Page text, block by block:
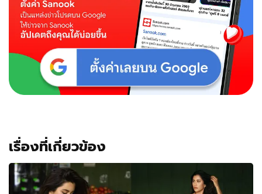
ความ
เผ็ด
ร้อย
เฟรม
ไป
เรื่องที่เกี่ยวข้อง